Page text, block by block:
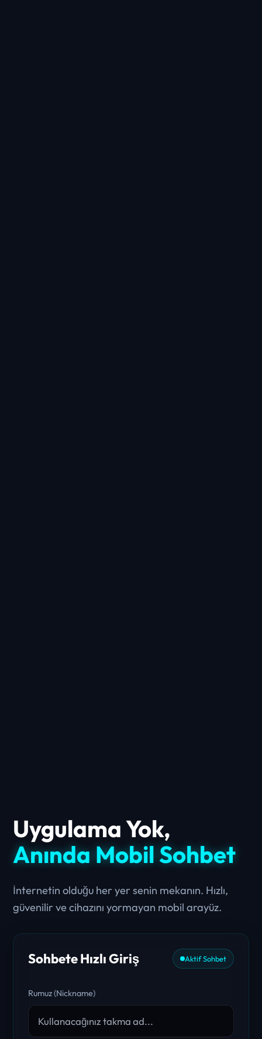
Uygulama Yok,
Anında Mobil Sohbet
İnternetin olduğu her yer senin mekanın. Hızlı,
güvenilir ve cihazını yormayan mobil arayüz.
Sohbete Hızlı Giriş Aktif Sohbet
Rumuz (Nickname)